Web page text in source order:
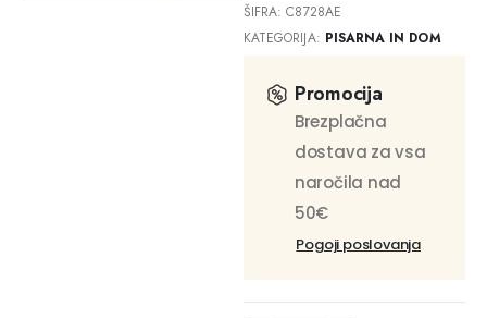
ŠIFRA:C8728AE
KATEGORIJA: PISARNA IN DOM
Promocija
Brezplačna
dostava za vsa
naročila nad
50€
Pogoji poslovanja